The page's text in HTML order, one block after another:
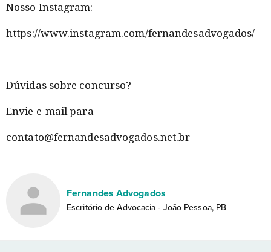
Nosso Instagram:
https://www.instagram.com/fernandesadvogados/
Dúvidas sobre concurso?
Envie e-mail para
contato@fernandesadvogados.net.br
Fernandes Advogados
Escritório de Advocacia - João Pessoa, PB